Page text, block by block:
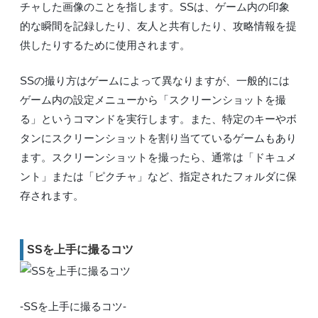
チャした画像のことを指します。SSは、ゲーム内の印象
的な瞬間を記録したり、友人と共有したり、攻略情報を提
供したりするために使用されます。
SSの撮り方はゲームによって異なりますが、一般的には
ゲーム内の設定メニューから「スクリーンショットを撮
る」というコマンドを実行します。また、特定のキーやボ
タンにスクリーンショットを割り当てているゲームもあり
ます。スクリーンショットを撮ったら、通常は「ドキュメ
ント」または「ピクチャ」など、指定されたフォルダに保
存されます。
SSを上手に撮るコツ
-SSを上手に撮るコツ-